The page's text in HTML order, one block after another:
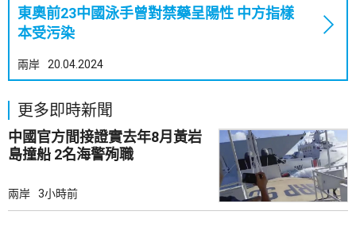
東奧前23中國泳手曾對禁藥呈陽性 中方指樣
本受污染
兩岸 20.04.2024
更多即時新聞
中國官方間接證實去年8月黃岩
島撞船 2名海警殉職
兩岸 3小時前